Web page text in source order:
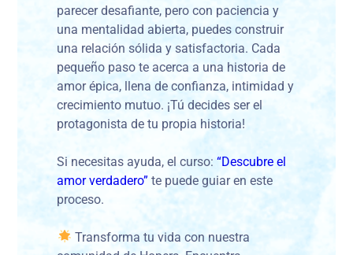
parecer desafiante, pero con paciencia y
una mentalidad abierta, puedes construir
una relación sólida y satisfactoria. Cada
pequeño paso te acerca a una historia de
amor épica, llena de confianza, intimidad y
crecimiento mutuo. ¡Tú decides ser el
protagonista de tu propia historia!
Si necesitas ayuda, el curso:“Descubre el
amor verdadero” te puede guiar en este
proceso.
Transforma tu vida con nuestra